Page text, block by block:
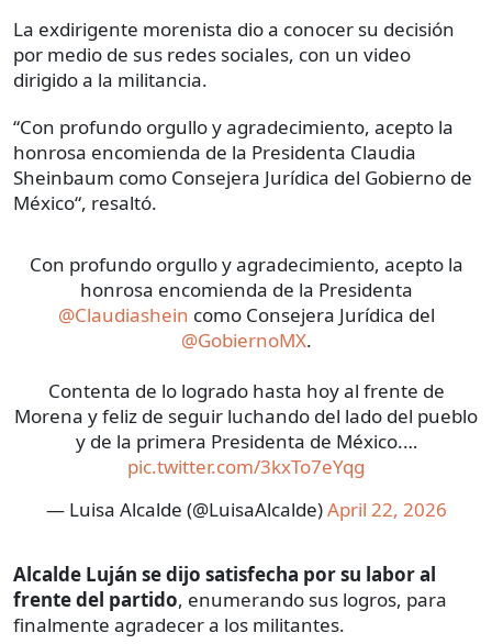
La exdirigente morenista dio a conocer su decisión
por medio de sus redes sociales, con un video
dirigido a la militancia.
“Con profundo orgullo y agradecimiento, acepto la
honrosa encomienda de la Presidenta Claudia
Sheinbaum como Consejera Jurídica del Gobierno de
México“, resaltó.
Con profundo orgullo y agradecimiento, acepto la
honrosa encomienda de la Presidenta
@Claudiashein como Consejera Jurídica del
@GobiernoMX.
Contenta de lo logrado hasta hoy al frente de
Morena y feliz de seguir luchando del lado del pueblo
y de la primera Presidenta de México.…
pic.twitter.com/3kxTo7eYqg
— Luisa Alcalde (@LuisaAlcalde)April 22, 2026
Alcalde Luján se dijo satisfecha por su labor al
frente del partido, enumerando sus logros, para
finalmente agradecer a los militantes.